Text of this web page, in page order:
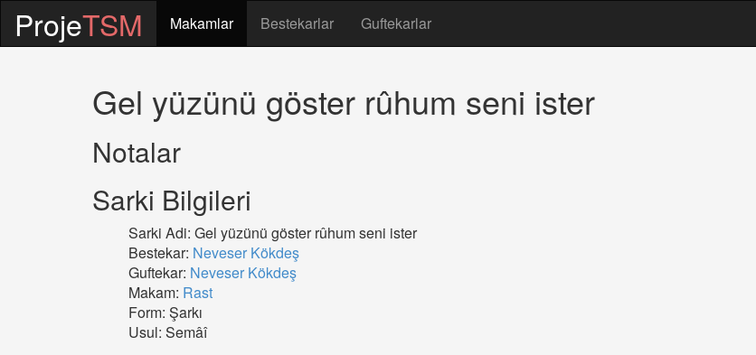
ProjeTSM Makamlar Bestekarlar Guftekarlar
Gel yüzünü göster rûhum seni ister
Notalar
Sarki Bilgileri
Sarki Adi: Gel yüzünü göster rûhum seni ister
Bestekar: Neveser Kökdeş
Guftekar: Neveser Kökdeş
Makam: Rast
Form: Şarkı
Usul: Semâî